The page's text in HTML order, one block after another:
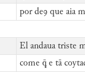
por deꝯ que aia
El andaua triste
come ꝙ̄ e tā